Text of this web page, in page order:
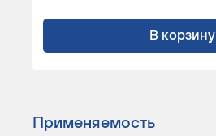
В корзину
Применяемость